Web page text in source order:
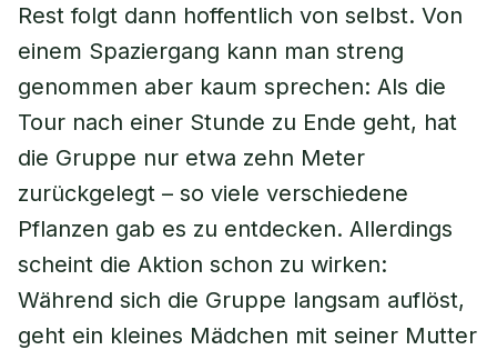
Rest folgt dann hoffentlich von selbst. Von
einem Spaziergang kann man streng
genommen aber kaum sprechen: Als die
Tour nach einer Stunde zu Ende geht, hat
die Gruppe nur etwa zehn Meter
zurückgelegt – so viele verschiedene
Pflanzen gab es zu entdecken. Allerdings
scheint die Aktion schon zu wirken:
Während sich die Gruppe langsam auflöst,
geht ein kleines Mädchen mit seiner Mutter